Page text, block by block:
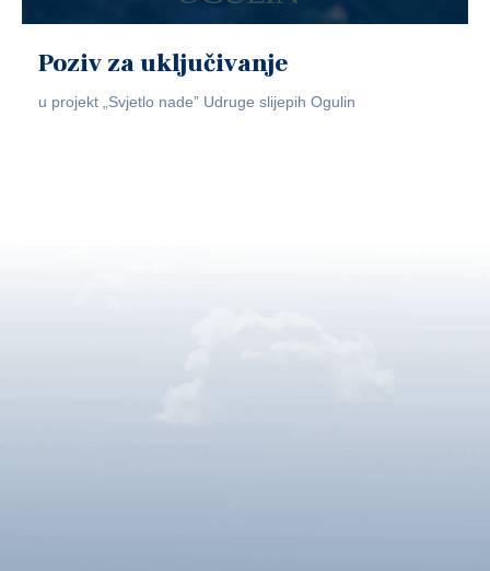
Poziv za uključivanje
u projekt „Svjetlo nade” Udruge slijepih Ogulin